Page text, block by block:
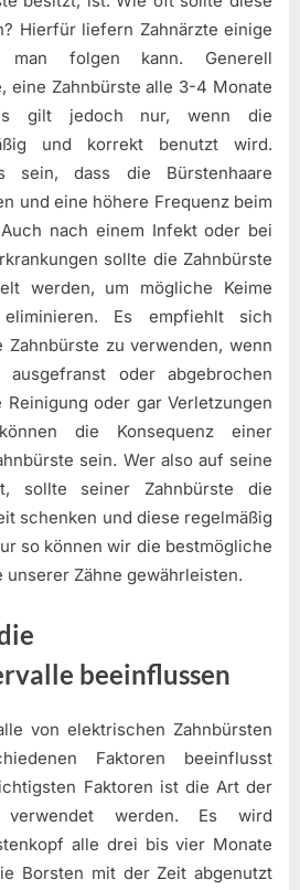
Hierfür liefern Zahnärzte einige
man folgen kann. Generell
eine Zahnbürste alle 3-4 Monate
gilt jedoch nur, wenn die
und korrekt benutzt wird.
sein, dass die Bürstenhaare
und eine höhere Frequenz beim
nach einem Infekt oder bei
sollte die Zahnbürste
werden, um mögliche Keime
Es empfiehlt sich
Zahnbürste zu verwenden, wenn
oder abgebrochen
oder gar Verletzungen
die Konsequenz einer
sein. Wer also auf seine
sollte seiner Zahnbürste die
schenken und diese regelmäßig
so können wir die bestmögliche
unserer Zähne gewährleisten.
beeinflussen
von elektrischen Zahnbürsten
Faktoren beeinflusst
Faktoren ist die Art der
verwendet werden. Es wird
alle drei bis vier Monate
Borsten mit der Zeit abgenutzt